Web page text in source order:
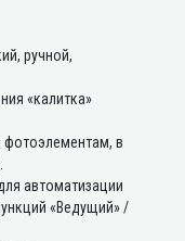
ручной,
«калитка»
фотоэлементам, в
автоматизации
«Ведущий» /